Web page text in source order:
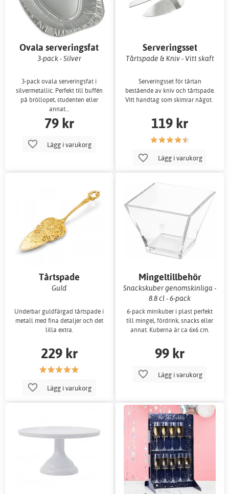
Ovala serveringsfat
3-pack - Silver
3-pack ovala serveringsfat i
silvermetallic. Perfekt till buffén
på bröllopet, studenten eller
annat…
79 kr
Lägg i varukorg
Serveringsset
Tårtspade & Kniv - Vitt skaft
Serveringsset för tårtan
bestående av kniv och tårtspade.
Vitt handtag som skimrar något.
119 kr
Lägg i varukorg
Tårtspade
Guld
Underbar guldfärgad tårtspade i
metall med fina detaljer och det
lilla extra.
229 kr
Lägg i varukorg
Mingeltillbehör
Snackskuber genomskinliga -
8.8 cl - 6-pack
6-pack minikuber i plast perfekt
till mingel, fördrink, snacks eller
annat. Kuberna är ca 6x6 cm.
99 kr
Lägg i varukorg